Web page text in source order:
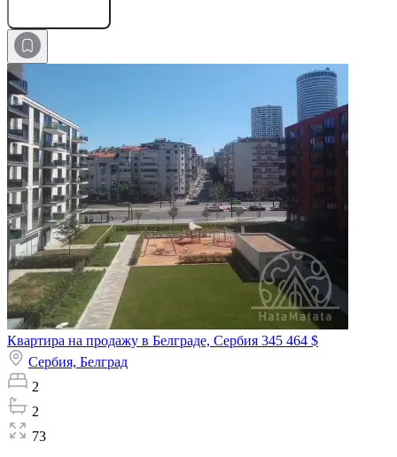
Квартира на продажу в Белграде, Сербия 345 464 $
Сербия, Белград
2
2
73